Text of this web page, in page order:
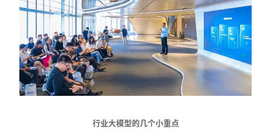
行业大模型的几个小重点